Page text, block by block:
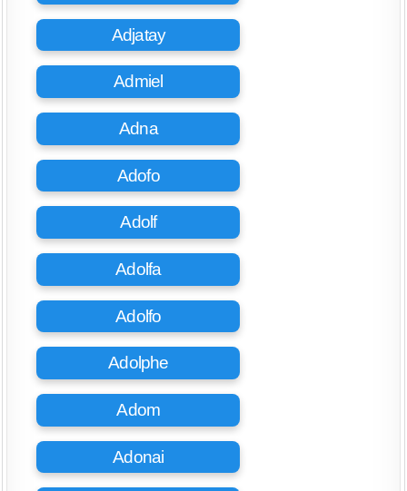
Adjatay
Admiel
Adna
Adofo
Adolf
Adolfa
Adolfo
Adolphe
Adom
Adonai